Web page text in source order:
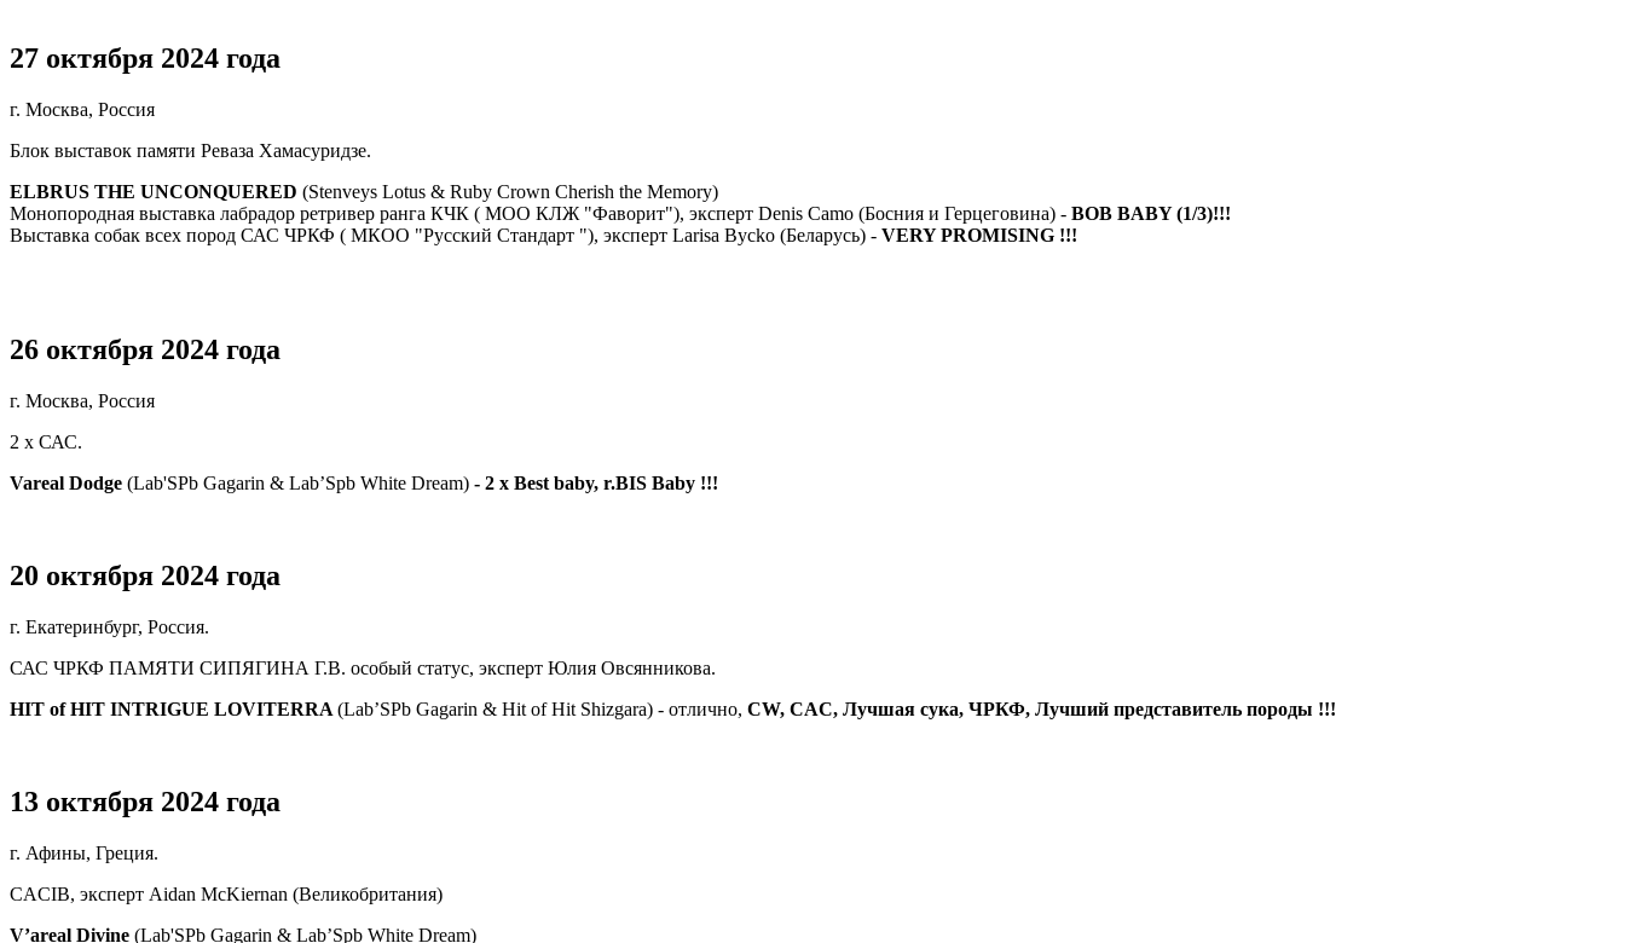
27 октября 2024 года
г. Москва, Россия
Блок выставок памяти Реваза Хамасуридзе.
ELBRUS THE UNCONQUERED (Stenveys Lotus & Ruby Crown Cherish the Memory)
Монопородная выставка лабрадор ретривер ранга КЧК ( МОО КЛЖ "Фаворит"), эксперт Denis Camo (Босния и Герцеговина) - BOB BABY (1/3)!!!
Выставка собак всех пород САС ЧРКФ ( МКОО "Русский Стандарт "), эксперт Larisa Bycko (Беларусь) - VERY PROMISING !!!
26 октября 2024 года
г. Москва, Россия
2 х САС.
Vareal Dodge (Lab'SPb Gagarin & Lab’Spb White Dream) - 2 x Best baby, r.BIS Baby !!!
20 октября 2024 года
г. Екатеринбург, Россия.
САС ЧРКФ ПАМЯТИ СИПЯГИНА Г.В. особый статус, эксперт Юлия Овсянникова.
HIT of HIT INTRIGUE LOVITERRA (Lab’SPb Gagarin & Hit of Hit Shizgara) - отлично, CW, CAC, Лучшая сука, ЧРКФ, Лучший представитель породы !!!
13 октября 2024 года
г. Афины, Греция.
CACIB, эксперт Aidan McKiernan (Великобритания)
V’areal Divine (Lab'SPb Gagarin & Lab’Spb White Dream)